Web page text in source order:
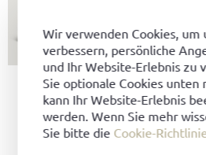
Wir verwenden Cookies, um
verbessern, persönliche
und Ihr Website-Erlebnis zu
Sie optionale Cookies unten
kann Ihr Website-Erlebnis
werden. Wenn Sie mehr
Sie bitte die Cookie-
Budapester
R.16-UBD.RF-2Z-GJ
Juchtenleder, Mocca